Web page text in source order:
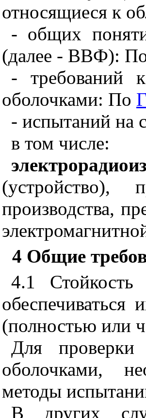
относящиеся к
- общих
(далее - ВВФ):
- требований
оболочками: По
- испытаний на
в том числе:
(устройство),
производства,
4 Общие
4.1
(полностью или
Для проверки
оболочками,
методы
В других